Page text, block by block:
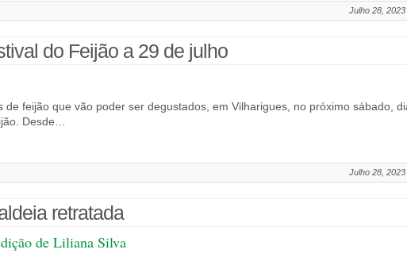
Julho 28, 2023
do Feijão a 29 de julho
de feijão que vão poder ser degustados, em Vilharigues, no próximo sábado,
Desde…
Julho 28, 2023
retratada
de Liliana Silva